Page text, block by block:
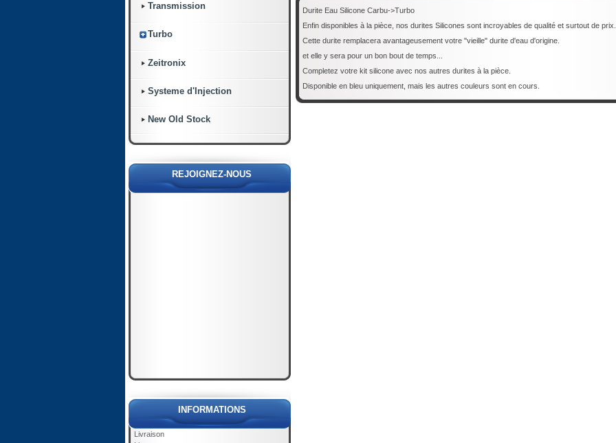
Transmission
Turbo
Zeitronix
Systeme d'Injection
New Old Stock
REJOIGNEZ-NOUS
INFORMATIONS
Livraison
Durite Eau Silicone Carbu->Turbo
Enfin disponibles à la pièce, nos durites Silicones sont incroyables de qualité et surtout de prix.
Cette durite remplacera avantageusement votre "vieille" durite d'eau d'origine.
et elle y sera pour un bon bout de temps...
Completez votre kit silicone avec nos autres durites à la pièce.
Disponible en bleu uniquement, mais les autres couleurs sont en cours.